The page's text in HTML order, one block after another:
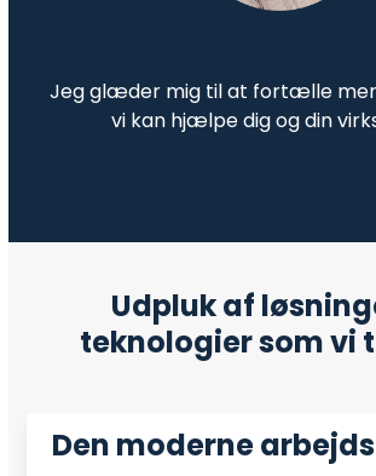
Jeg glæder mig til at fortælle
vi kan hjælpe dig og din
Udpluk af
teknologier som vi
Den moderne